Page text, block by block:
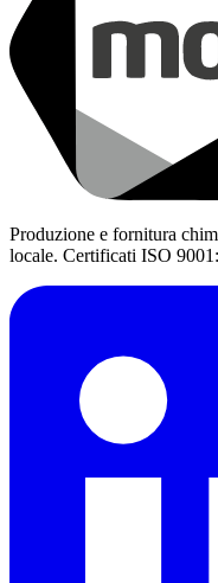
Produzione e fornitura
locale. Certificati ISO